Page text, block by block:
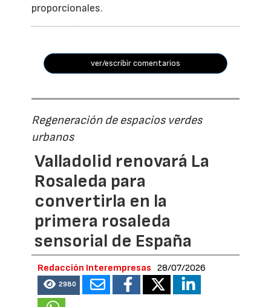
proporcionales.
ver/escribir comentarios
Regeneración de espacios verdes
urbanos
Valladolid renovará La
Rosaleda para
convertirla en la
primera rosaleda
sensorial de España
Redacción Interempresas 28/07/2026
2980